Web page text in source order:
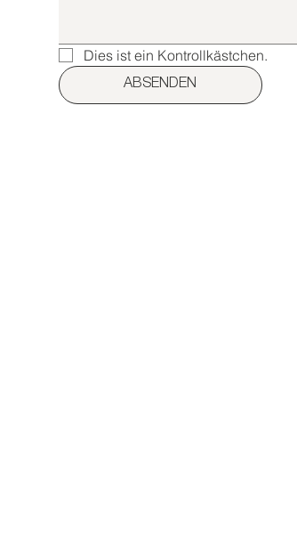
Dies ist ein Kontrollkästchen.
ABSENDEN